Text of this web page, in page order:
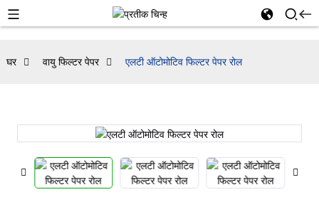
घर वायु फिल्टर पेपर एलटी ऑटोमोटिव फिल्टर पेपर रोल